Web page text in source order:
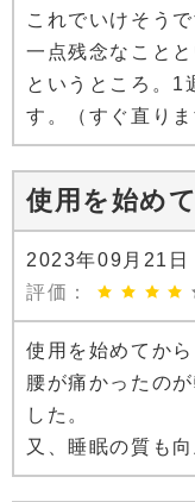
これでいけそうで
一点残念なこと
というところ。1
す。（すぐ直りま
使用を始めて
2023年09月21
評価：
使用を始めてから
腰が痛かったの
した。
又、睡眠の質も